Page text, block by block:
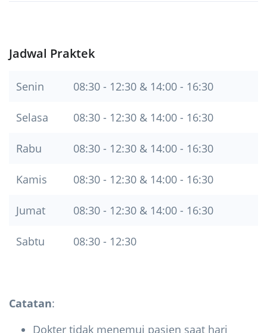
Jadwal Praktek
Senin 08:30 - 12:30 & 14:00 - 16:30
Selasa 08:30 - 12:30 & 14:00 - 16:30
Rabu 08:30 - 12:30 & 14:00 - 16:30
Kamis 08:30 - 12:30 & 14:00 - 16:30
Jumat 08:30 - 12:30 & 14:00 - 16:30
Sabtu 08:30 - 12:30
Catatan:
Dokter tidak menemui pasien saat hari